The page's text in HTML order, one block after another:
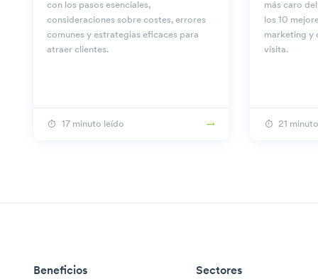
con los pasos esenciales,
consideraciones sobre costes, errores
comunes y estrategias eficaces para
atraer clientes.
17 minuto leído
más caro
los 10
marketing y
visita.
21
Beneficios Sectores